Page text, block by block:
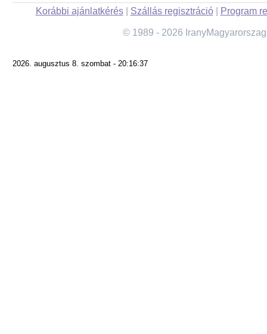
Korábbi ajánlatkérés| Szállás regisztráció| Program
© 1989 - 2026
2026. augusztus 8. szombat - 20:16:37